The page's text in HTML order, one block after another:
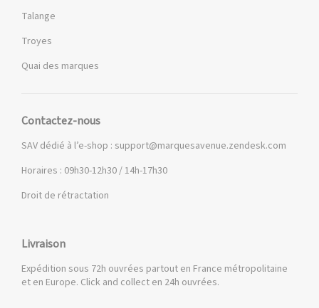
Talange
Troyes
Quai des marques
Contactez-nous
SAV dédié à l’e-shop : support@marquesavenue.zendesk.com
Horaires : 09h30-12h30 / 14h-17h30
Droit de rétractation
Livraison
Expédition sous 72h ouvrées partout en France métropolitaine
et en Europe. Click and collect en 24h ouvrées.